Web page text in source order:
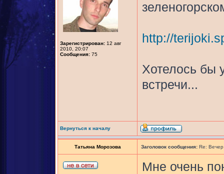
Зарегистрирован: 12 авг
2010, 20:07
Сообщения: 75
http://
Хотелось бы
встречи...
Вернуться к началу
Татьяна Морозова Заголовок сообщения: Re:
Мне очень